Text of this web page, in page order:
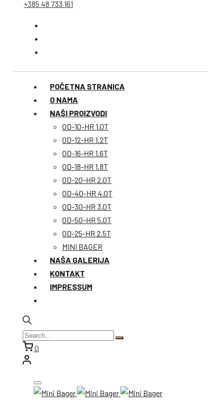
+385 48 733 161
POČETNA STRANICA
O NAMA
NAŠI PROIZVODI
OD-10-HR 1.0T
OD-12-HR 1.2T
OD-16-HR 1.6T
OD-18-HR 1.8T
OD-20-HR 2.0T
OD-40-HR 4.0T
OD-30-HR 3.0T
OD-50-HR 5.0T
OD-25-HR 2.5T
MINI BAGER
NAŠA GALERIJA
KONTAKT
IMPRESSUM
0